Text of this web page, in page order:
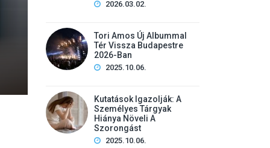
2025-ben sem volt lehetetlen évekkel korábbi árakon
számára, hogy a jelenlegi …
2026.03.02.
Tori Amos Új Albummal
Tér Vissza Budapestre
2026-Ban
2025.10.06.
Kutatások Igazolják: A
Személyes Tárgyak
Hiánya Növeli A
Szorongást
2025.10.06.